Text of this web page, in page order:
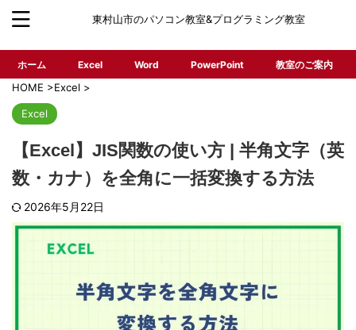
東村山市のパソコン教室&プログラミング教室
ホーム Excel Word PowerPoint 教室のご案内
HOME >Excel >
Excel
【Excel】JIS関数の使い方 | 半角文字（英
数・カナ）を全角に一括変換する方法
2026年5月22日